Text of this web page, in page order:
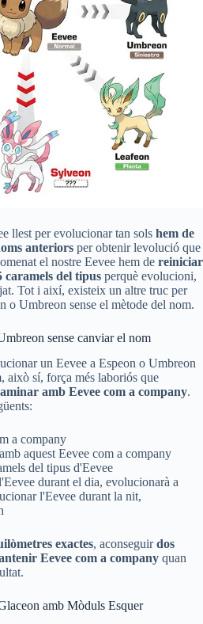
llest per evolucionar tan sols hem de
anteriors per obtenir levolució que
el nostre Eevee hem de reiniciar
caramels del tipus perquè evolucioni,
Tot i així, existeix un altre truc per
o Umbreon sense el mètode del nom.
sense canviar el nom
un Eevee a Espeon o Umbreon
això sí, força més laboriós que
amb Eevee com a company.
a company
aquest Eevee com a company
del tipus d'Eevee
durant el dia, evolucionarà a
l'Eevee durant la nit,
exactes, aconseguirdos
Eevee com a company quan
amb Mòduls Esquer